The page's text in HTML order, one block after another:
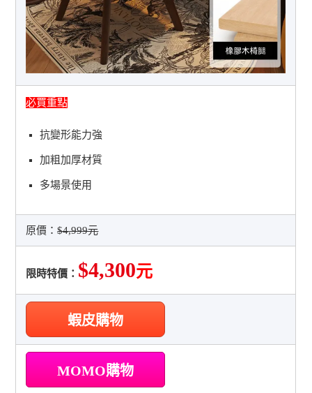
必買重點
抗變形能力強
加粗加厚材質
多場景使用
原價：$4,999元
限時特價： $4,300元
蝦皮購物
MOMO購物